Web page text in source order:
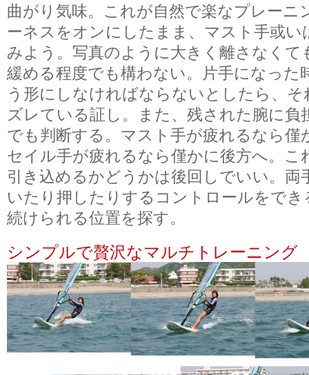
曲がり気味。これが自然で楽なプレーニ
ーネスをオンにしたまま、マスト手或
みよう。写真のように大きく離さなくて
緩める程度でも構わない。片手になった
う形にしなければならないとしたら、
ズレている証し。また、残された腕に
でも判断する。マスト手が疲れるなら僅
セイル手が疲れるなら僅かに後方へ。こ
引き込めるかどうかは後回しでいい。両
いたり押したりするコントロールをで
続けられる位置を探す。
シンプルで贅沢なマルチトレーニング